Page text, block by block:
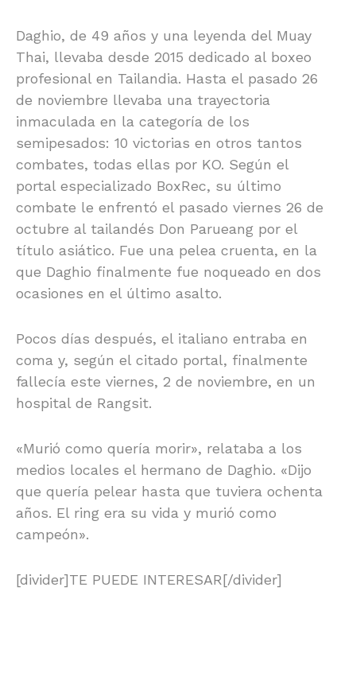
Daghio, de 49 años y una leyenda del Muay
Thai, llevaba desde 2015 dedicado al boxeo
profesional en Tailandia. Hasta el pasado 26
de noviembre llevaba una trayectoria
inmaculada en la categoría de los
semipesados: 10 victorias en otros tantos
combates, todas ellas por KO. Según el
portal especializado BoxRec, su último
combate le enfrentó el pasado viernes 26 de
octubre al tailandés Don Parueang por el
título asiático. Fue una pelea cruenta, en la
que Daghio finalmente fue noqueado en dos
ocasiones en el último asalto.
Pocos días después, el italiano entraba en
coma y, según el citado portal, finalmente
fallecía este viernes, 2 de noviembre, en un
hospital de Rangsit.
«Murió como quería morir», relataba a los
medios locales el hermano de Daghio. «Dijo
que quería pelear hasta que tuviera ochenta
años. El ring era su vida y murió como
campeón».
[divider]TE PUEDE INTERESAR[/divider]